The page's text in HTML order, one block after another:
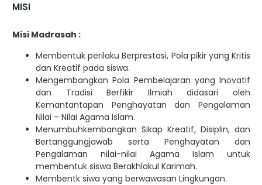
MISI
Misi Madrasah :
Membentuk perilaku Berprestasi, Pola pikir yang Kritis
dan Kreatif pada siswa.
Mengembangkan Pola Pembelajaran yang Inovatif
dan Tradisi Berfikir Ilmiah didasari oleh
Kemantantapan Penghayatan dan Pengalaman
Nilai – Nilai Agama Islam.
Menumbuhkembangkan Sikap Kreatif, Disiplin, dan
Bertanggungjawab serta Penghayatan dan
Pengalaman nilai-nilai Agama Islam untuk
membentuk siswa Berakhlakul Karimah.
Membentk siwa yang berwawasan Lingkungan.